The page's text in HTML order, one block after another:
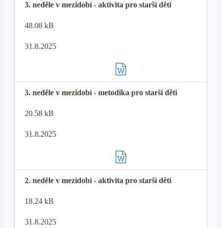
3. neděle v mezidobí - aktivita pro starší děti
48.08 kB
31.8.2025
3. neděle v mezidobí - metodika pro starší děti
20.58 kB
31.8.2025
2. neděle v mezidobí - aktivita pro starší děti
18.24 kB
31.8.2025